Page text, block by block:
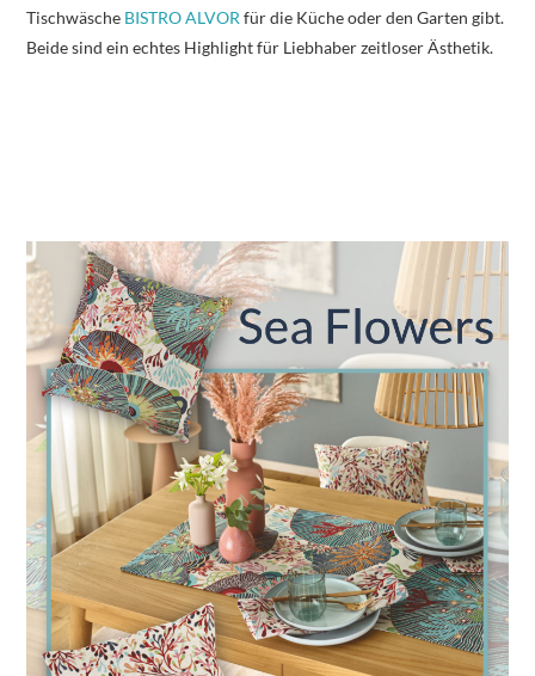
Tischwäsche BISTRO ALVORfür die Küche oder den Garten gibt.
Beide sind ein echtes Highlight für Liebhaber zeitloser Ästhetik.